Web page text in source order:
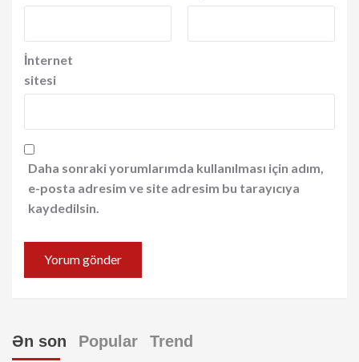
İnternet
sitesi
Daha sonraki yorumlarımda kullanılması için adım,
e-posta adresim ve site adresim bu tarayıcıya
kaydedilsin.
Ən son Popular Trend